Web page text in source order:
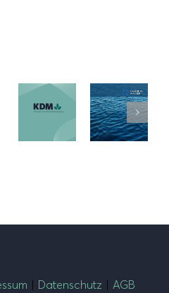
Klimaoptimierung
in der
Mediaplanung
Etat-
Gewinn
HAMBURG
WASSER
| Datenschutz | AGB